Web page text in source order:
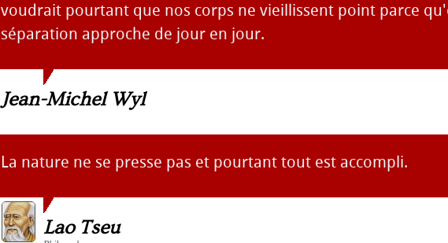
voudrait pourtant que nos corps ne vieillissent point parce
séparation approche de jour en jour.
Jean-Michel Wyl
La nature ne se presse pas et pourtant tout est accompli.
Lao Tseu